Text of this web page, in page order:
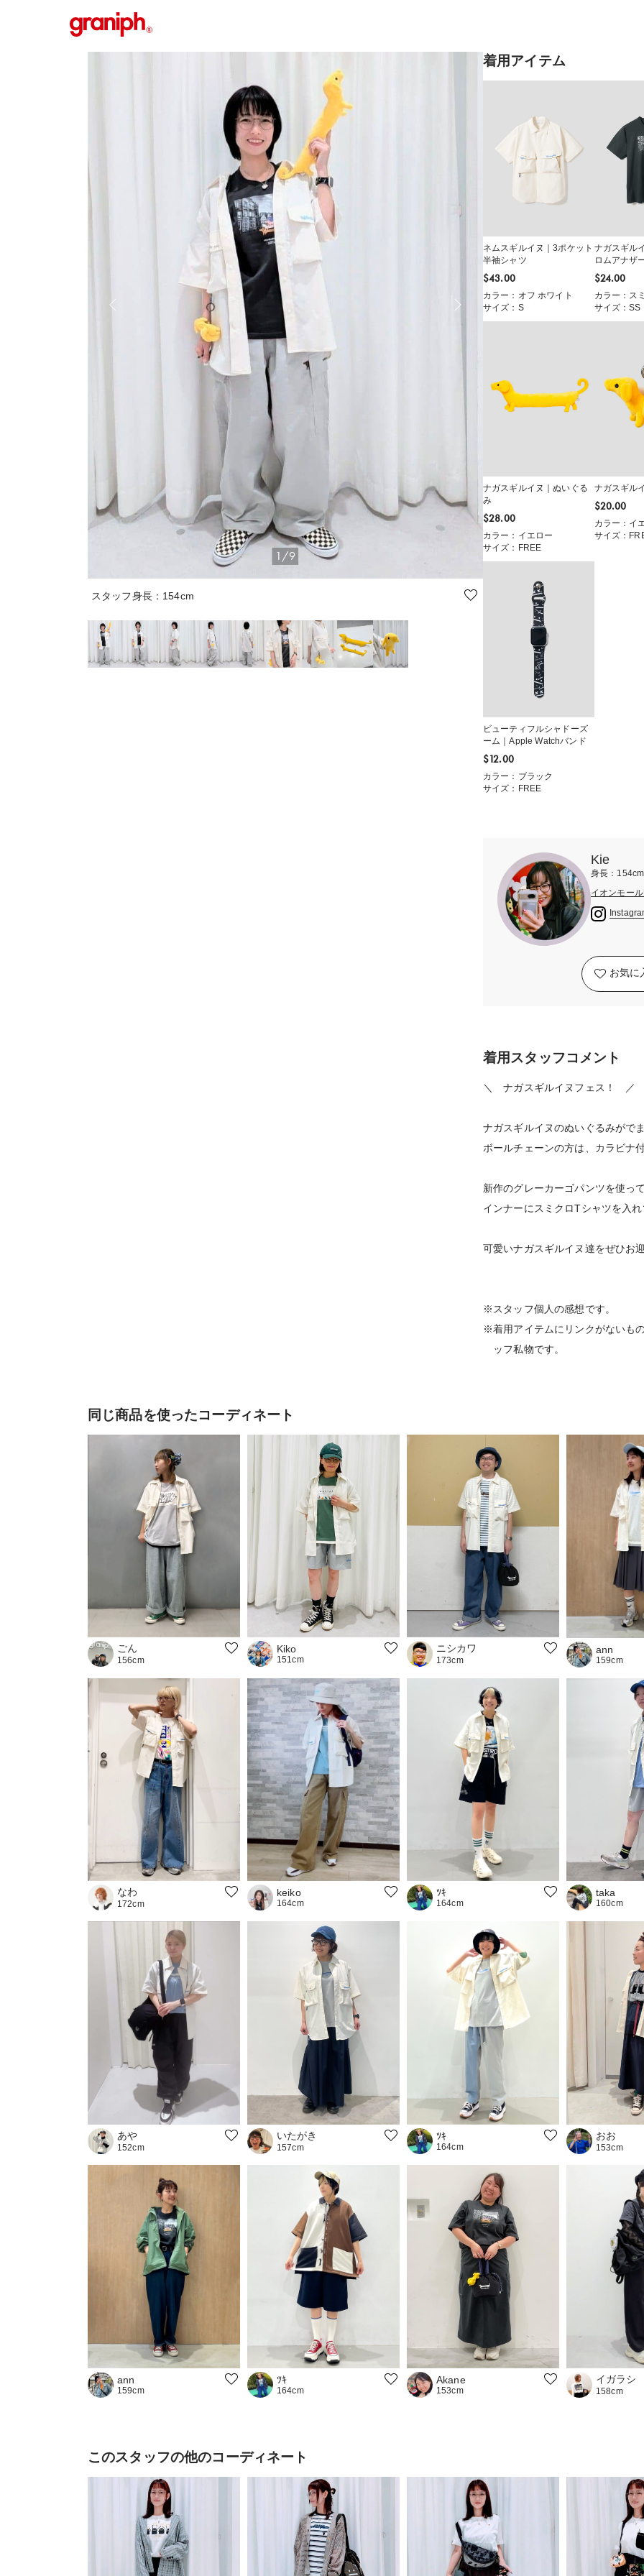
1/9
スタッフ身長：154cm
着用アイテム
ネムスギルイヌ｜3ポケット
半袖シャツ
$‌43.00
カラー：オフ ホワイト
サイズ：S
ナガスギル
ロムアナザ
ャツ
$‌24.00
カラー：ス
サイズ：SS
ナガスギルイヌ｜ぬいぐる
み
$‌28.00
カラー：イエロー
サイズ：FREE
ナガスギル
$‌20.00
カラー：イ
サイズ：
ビューティフルシャドーズ
ーム｜Apple Watchバンド
$‌12.00
カラー：ブラック
サイズ：FREE
Kie
身長：
イオンモー
お気に
着用スタッフコメント
＼ ナガスギルイヌフェス！ ／
ナガスギルイヌのぬいぐるみがで
ボールチェーンの方は、カラビナ
新作のグレーカーゴパンツを使っ
インナーにスミクロTシャツを入
可愛いナガスギルイヌ達をぜひお
※スタッフ個人の感想です。
※着用アイテムにリンクがない
ッフ私物です。
同じ商品を使ったコーディネート
ごん
156cm
Kiko
151cm
ニシカワ
173cm
ann
159cm
なわ
172cm
keiko
164cm
ﾂｷ
164cm
taka
160cm
あや
152cm
いたがき
157cm
ﾂｷ
164cm
おお
153cm
ann
159cm
ﾂｷ
164cm
Akane
153cm
イガラシ
158cm
このスタッフの他のコーディネート